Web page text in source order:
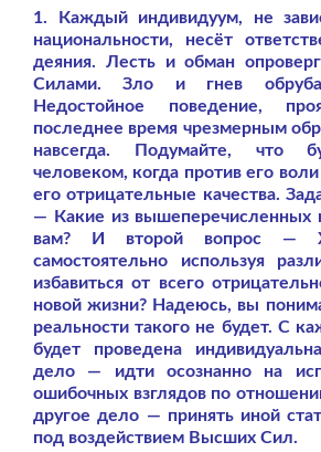
1. Каждый индивидуум, не
национальности, несёт
деяния. Лесть и обман
Силами. Зло и гнев
Недостойное поведение,
последнее время чрезмерным
навсегда. Подумайте, что
человеком, когда против его
его отрицательные качества.
— Какие из вышеперечисленных
вам? И второй вопрос —
самостоятельно используя
избавиться от всего
новой жизни? Надеюсь, вы
реальности такого не будет. С
будет проведена
дело — идти осознанно на
ошибочных взглядов по
другое дело — принять иной
под воздействием Высших Сил.